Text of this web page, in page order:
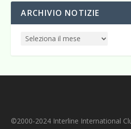
ARCHIVIO NOTIZIE
©2000-2024 Interline International